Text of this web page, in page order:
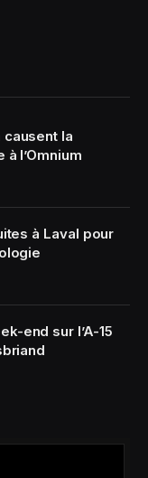
causent la
l’Omnium
à Laval pour
end sur l’A-15